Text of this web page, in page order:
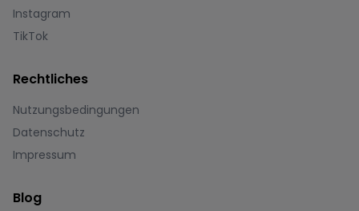
Instagram
TikTok
Rechtliches
Nutzungsbedingungen
Datenschutz
Impressum
Blog